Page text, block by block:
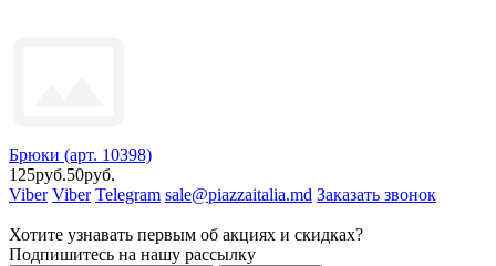
Брюки (арт. 10398)
125руб.50руб.
Viber Viber Telegram sale@piazzaitalia.md Заказать звонок
Хотите узнавать первым об акциях и скидках?
Подпишитесь на нашу рассылку